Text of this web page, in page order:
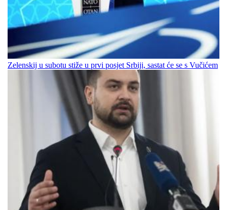
Zelenskij u subotu stiže u prvi posjet Srbiji, sastat će se s Vučićem